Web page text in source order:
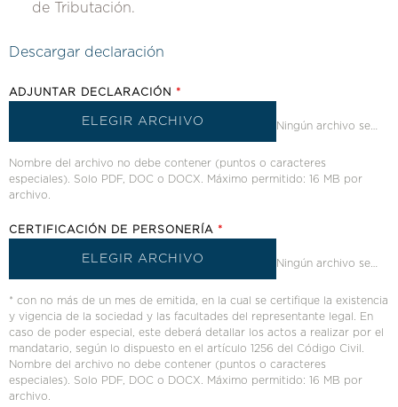
de Tributación.
Descargar declaración
ADJUNTAR DECLARACIÓN *
ELEGIR ARCHIVO
Nombre del archivo no debe contener (puntos o caracteres
especiales). Solo PDF, DOC o DOCX. Máximo permitido: 16 MB por
archivo.
CERTIFICACIÓN DE PERSONERÍA *
ELEGIR ARCHIVO
* con no más de un mes de emitida, en la cual se certifique la existencia
y vigencia de la sociedad y las facultades del representante legal. En
caso de poder especial, este deberá detallar los actos a realizar por el
mandatario, según lo dispuesto en el artículo 1256 del Código Civil.
Nombre del archivo no debe contener (puntos o caracteres
especiales). Solo PDF, DOC o DOCX. Máximo permitido: 16 MB por
archivo.